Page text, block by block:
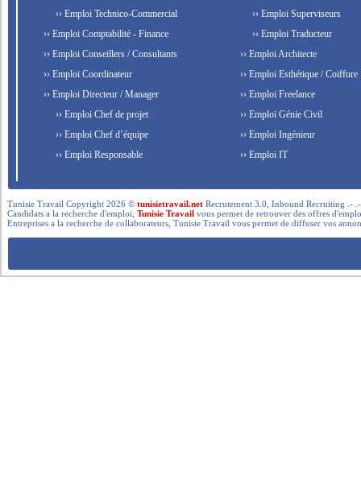
›› Emploi Technico-Commercial
›› Emploi Comptabilité - Finance
›› Emploi Conseillers / Consultants
›› Emploi Coordinateur
›› Emploi Directeur / Manager
›› Emploi Chef de projet
›› Emploi Chef d’équipe
›› Emploi Responsable
›› Emploi Superviseurs
›› Emploi Traducteur
›› Emploi Architecte
›› Emploi Esthétique / Coiffure
›› Emploi Freelance
›› Emploi Génie Civil
›› Emploi Ingénieur
›› Emploi IT
Tunisie Travail Copyright 2026 ©tunisietravail.net Recrutement 3.0, Inbound Recruiting .-
Candidats a la recherche d'emploi,Tunisie Travail vous permet de retrouver des offres
Entreprises a la recherche de collaborateurs, Tunisie Travail vous permet de diffuser vos